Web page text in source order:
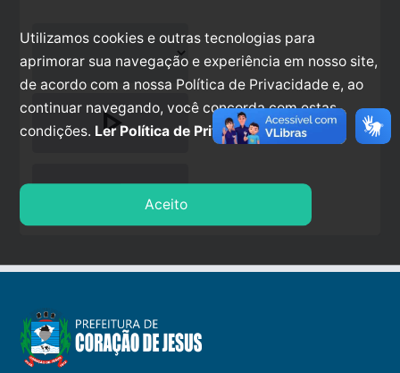
play_arrow
stop
Utilizamos cookies e outras tecnologias para
aprimorar sua navegação e experiência em nosso site,
de acordo com a nossa Política de Privacidade e, ao
continuar navegando, você concorda com estas
condições. Ler Política de Privacidade.
Aceito